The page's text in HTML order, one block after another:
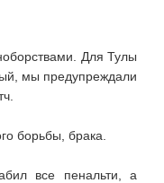
Для Тулы
мы предупреждали
борьбы, брака.
все пенальти, а